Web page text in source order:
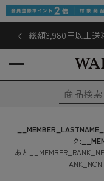
総額3,980円以上
__MEMBER_LASTNAME__
ク:
あと